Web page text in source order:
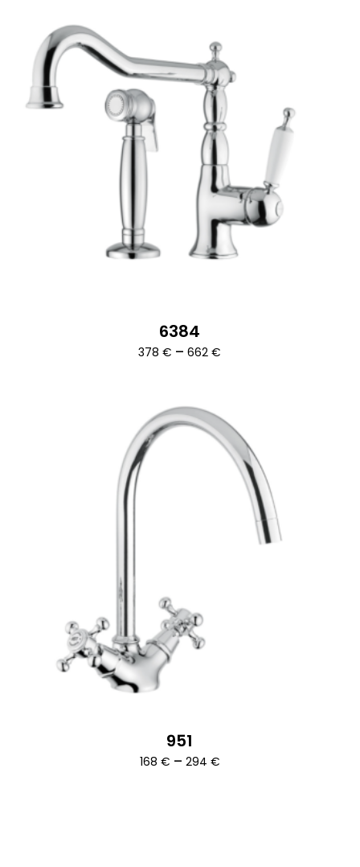
6384
378€ – 662€
951
168 € – 294 €Ártartomány: